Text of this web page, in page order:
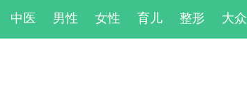
中医 男性 女性 育儿 整形 大众